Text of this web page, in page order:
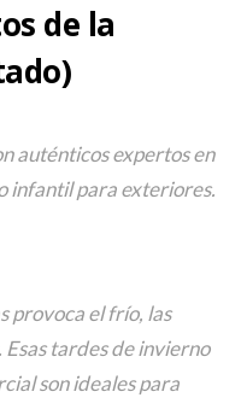
de la
auténticos expertos en
infantil para exteriores.
provoca el frío, las
tardes de invierno
son ideales para